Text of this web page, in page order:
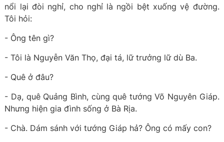
nổi lại đòi nghỉ, cho nghỉ là ngồi bệt xuống vệ đường.
Tôi hỏi:
- Ông tên gì?
- Tôi là Nguyễn Văn Thọ, đại tá, lữ trưởng lữ dù Ba.
- Quê ở đâu?
- Dạ, quê Quảng Bình, cùng quê tướng Võ Nguyên Giáp.
Nhưng hiện gia đình sống ở Bà Rịa.
- Chà. Dám sánh với tướng Giáp hả? Ông có mấy con?